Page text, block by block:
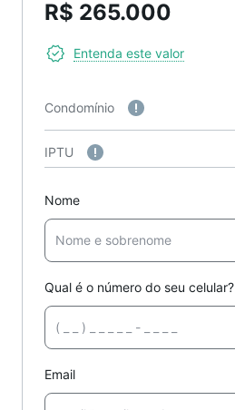
R$ 265.000
Entenda este valor
Condomínio
IPTU
Nome
Qual é o número do seu celular?
Email